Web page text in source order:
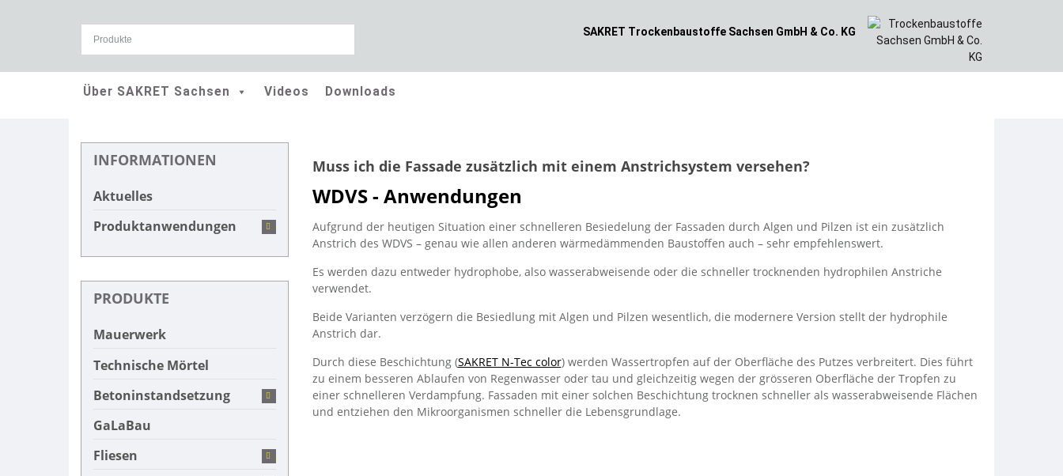
SAKRET Trockenbaustoffe Sachsen GmbH & Co. KG
Über SAKRET Sachsen Videos Downloads
Muss ich die Fassade zusätzlich mit einem Anstrichsystem versehen?
WDVS - Anwendungen
Aufgrund der heutigen Situation einer schnelleren Besiedelung der Fassaden durch Algen und Pilzen ist ein zusätzlich
Anstrich des WDVS – genau wie allen anderen wärmedämmenden Baustoffen auch – sehr empfehlenswert.
Es werden dazu entweder hydrophobe, also wasserabweisende oder die schneller trocknenden hydrophilen Anstriche
verwendet.
Beide Varianten verzögern die Besiedlung mit Algen und Pilzen wesentlich, die modernere Version stellt der hydrophile
Anstrich dar.
Durch diese Beschichtung (SAKRET N-Tec color) werden Wassertropfen auf der Oberfläche des Putzes verbreitert. Dies führt
zu einem besseren Ablaufen von Regenwasser oder tau und gleichzeitig wegen der grösseren Oberfläche der Tropfen zu
einer schnelleren Verdampfung. Fassaden mit einer solchen Beschichtung trocknen schneller als wasserabweisende Flächen
und entziehen den Mikroorganismen schneller die Lebensgrundlage.
INFORMATIONEN
Aktuelles
Produktanwendungen
PRODUKTE
Mauerwerk
Technische Mörtel
Betoninstandsetzung
GaLaBau
Fliesen